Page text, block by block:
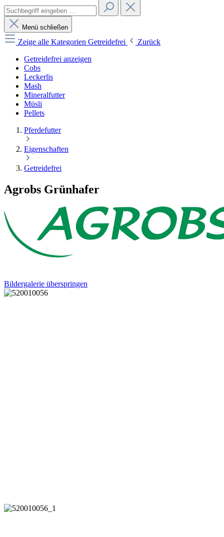
Menü schließen
Zeige alle Kategorien Getreidefrei
Zurück
Getreidefrei anzeigen
Cobs
Leckerlis
Mash
Mineralfutter
Müsli
Pellets
Pferdefutter
Eigenschaften
Getreidefrei
Agrobs Grünhafer
Bildergalerie überspringen